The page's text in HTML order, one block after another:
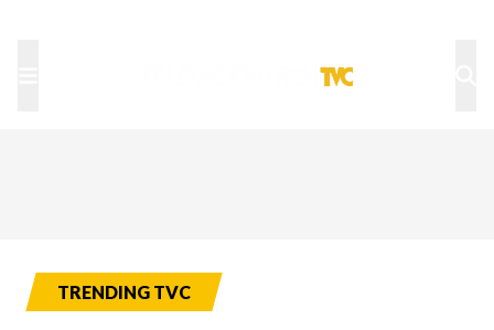
TRENDING TVC